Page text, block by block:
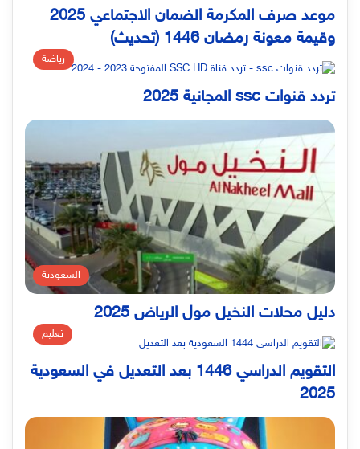
موعد صرف المكرمة الضمان الاجتماعي 2025
وقيمة معونة رمضان 1446 (تحديث)
رياضة
تردد قنوات ssc المجانية 2025
السعودية
دليل محلات النخيل مول الرياض 2025
تعليم
التقويم الدراسي 1446 بعد التعديل في السعودية
2025